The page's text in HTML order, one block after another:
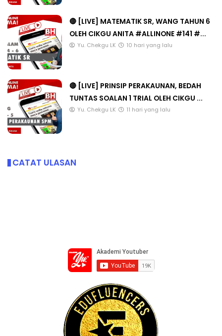
🔴 [LIVE] MATEMATIK SR, WANG TAHUN 6
OLEH CIKGU ANITA #ALLINONE #141 #...
Yu. Chekgu LK 10 hari yang lalu
🔴 [LIVE] PRINSIP PERAKAUNAN, BEDAH
TUNTAS SOALAN 1 TRIAL OLEH CIKGU ...
Yu. Chekgu LK 11 hari yang lalu
CATAT ULASAN